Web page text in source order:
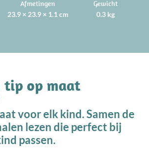
Afmetingen
23.9 × 23.9 × 1.1 cm
Gewicht
0.3 kg
tip op maat
voor elk kind. Samen de
lezen die perfect bij
passen.